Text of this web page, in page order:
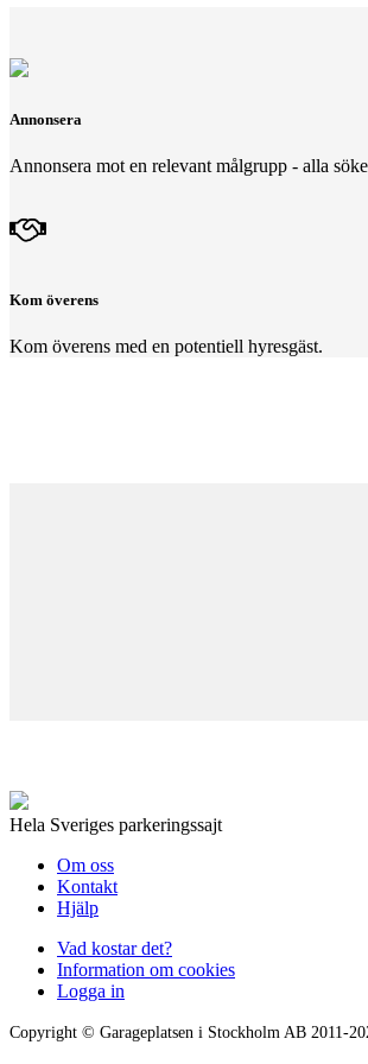
Annonsera
Annonsera mot en relevant målgrupp - alla
Kom överens
Kom överens med en potentiell hyresgäst.
Hela Sveriges parkeringssajt
Om oss
Kontakt
Hjälp
Vad kostar det?
Information om cookies
Logga in
Copyright © Garageplatsen i Stockholm AB 2011-